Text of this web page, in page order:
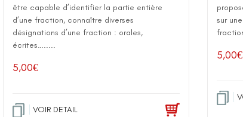
être capable d’identifier la partie entière
d’une fraction, connaître diverses
désignations d’une fraction : orales,
écrites….....
5,00€
VOIR DETAIL
sur
5,00€